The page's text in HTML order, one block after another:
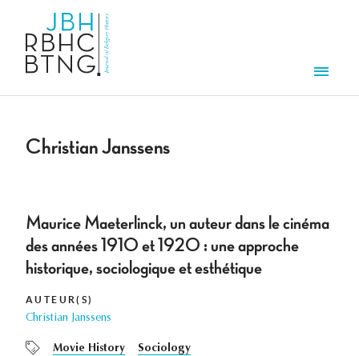
Christian Janssens
Maurice Maeterlinck, un auteur dans le cinéma
des années 1910 et 1920 : une approche
historique, sociologique et esthétique
AUTEUR(S)
Christian Janssens
Movie History Sociology